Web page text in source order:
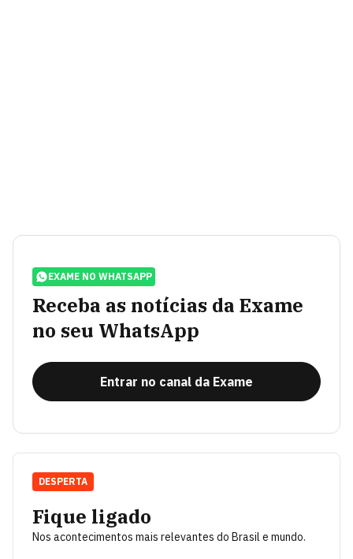
EXAME NO WHATSAPP
Receba as notícias da Exame
no seu WhatsApp
Entrar no canal da Exame
Fique ligado
Nos acontecimentos mais relevantes do Brasil e mundo.
DESPERTA